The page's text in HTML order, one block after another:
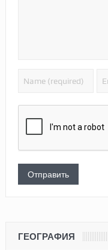
ГЕОГРАФИЯ